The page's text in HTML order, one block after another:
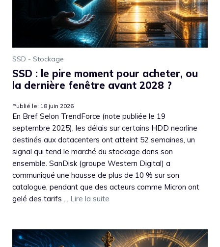
SSD - Stockage
SSD : le pire moment pour acheter, ou
la dernière fenêtre avant 2028 ?
Publié le: 18 juin 2026
En Bref Selon TrendForce (note publiée le 19
septembre 2025), les délais sur certains HDD nearline
destinés aux datacenters ont atteint 52 semaines, un
signal qui tend le marché du stockage dans son
ensemble. SanDisk (groupe Western Digital) a
communiqué une hausse de plus de 10 % sur son
catalogue, pendant que des acteurs comme Micron ont
gelé des tarifs ... Lire la suite